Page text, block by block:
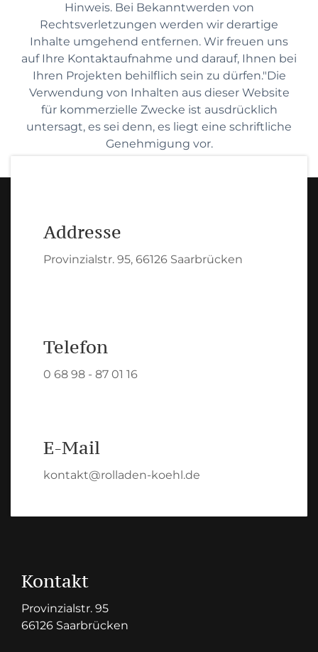
Hinweis. Bei Bekanntwerden von
Rechtsverletzungen werden wir derartige
Inhalte umgehend entfernen. Wir freuen uns
auf Ihre Kontaktaufnahme und darauf, Ihnen bei
Ihren Projekten behilflich sein zu dürfen."Die
Verwendung von Inhalten aus dieser Website
für kommerzielle Zwecke ist ausdrücklich
untersagt, es sei denn, es liegt eine schriftliche
Genehmigung vor.
Addresse
Provinzialstr. 95, 66126 Saarbrücken
Telefon
0 68 98 - 87 01 16
E-Mail
kontakt@rolladen-koehl.de
Kontakt
Provinzialstr. 95
66126 Saarbrücken